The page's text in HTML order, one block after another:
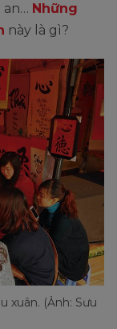
an… Những
này là gì?
xuân. (Ảnh: Sưu